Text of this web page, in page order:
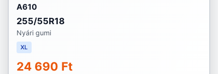
A610
255/55R18
Nyári gumi
XL
24 690 Ft